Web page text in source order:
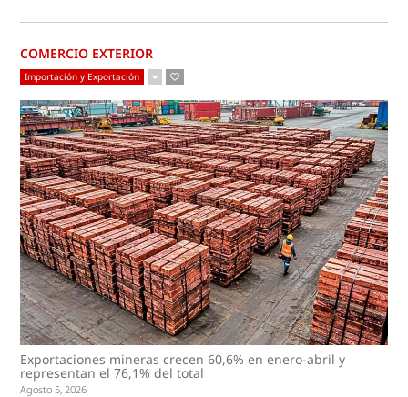
COMERCIO EXTERIOR
Importación y Exportación
Exportaciones mineras crecen 60,6% en enero-abril y
representan el 76,1% del total
Agosto 5, 2026